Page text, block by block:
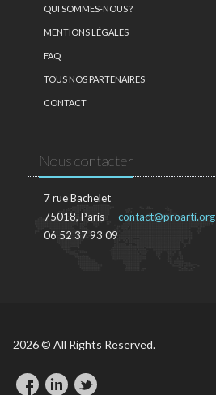
QUI SOMMES-NOUS ?
MENTIONS LÉGALES
FAQ
TOUS NOS PARTENAIRES
CONTACT
Nous contacter
7 rue Bachelet
75018, Paris
06 52 37 93 09
contact@proarti.org
2026 © All Rights Reserved.